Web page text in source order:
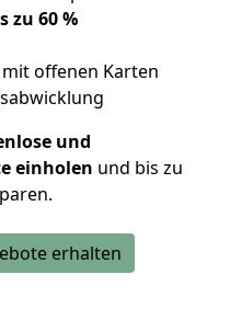
zu 60 %
offenen Karten
und
einholen und bis zu
erhalten